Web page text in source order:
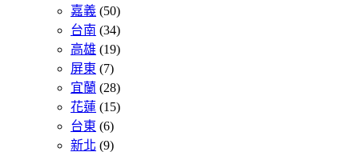
嘉義 (50)
台南 (34)
高雄 (19)
屏東 (7)
宜蘭 (28)
花蓮 (15)
台東 (6)
新北 (9)